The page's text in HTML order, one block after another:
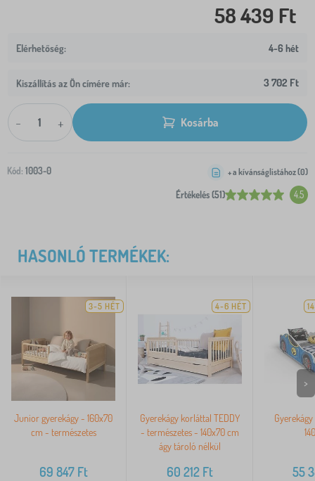
58 439 Ft
4-6 hét
Kiszállítás az Ön címére már: 3 702 Ft
- + Kosárba
Kód: 1003-0
Értékelés (51) 4.5
+ a kívánságlistához (0)
HASONLÓ TERMÉKEK:
3-5 HÉT
Junior gyerekágy - 160x70
cm - természetes
69 847Ft
4-6 HÉT
Gyerekágy korláttal TEDDY
- természetes - 140x70 cm
ágy tároló nélkül
60 212 Ft 55
>